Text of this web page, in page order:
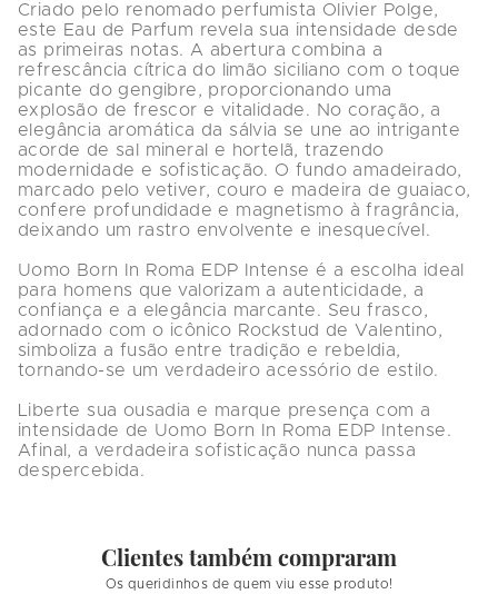
Criado pelo renomado perfumista Olivier Polge,
este Eau de Parfum revela sua intensidade desde
as primeiras notas. A abertura combina a
refrescância cítrica do limão siciliano com o toque
picante do gengibre, proporcionando uma
explosão de frescor e vitalidade. No coração, a
elegância aromática da sálvia se une ao intrigante
acorde de sal mineral e hortelã, trazendo
modernidade e sofisticação. O fundo amadeirado,
marcado pelo vetiver, couro e madeira de guaiaco,
confere profundidade e magnetismo à fragrância,
deixando um rastro envolvente e inesquecível.
Uomo Born In Roma EDP Intense é a escolha ideal
para homens que valorizam a autenticidade, a
confiança e a elegância marcante. Seu frasco,
adornado com o icônico Rockstud de Valentino,
simboliza a fusão entre tradição e rebeldia,
tornando-se um verdadeiro acessório de estilo.
Liberte sua ousadia e marque presença com a
intensidade de Uomo Born In Roma EDP Intense.
Afinal, a verdadeira sofisticação nunca passa
despercebida.
Clientes também compraram
Os queridinhos de quem viu esse produto!